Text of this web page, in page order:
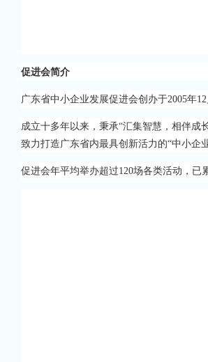
促进会简介
广东省中小企业发展促进会创办于2005年
成立十多年以来，秉承“汇集智慧，相伴成
致力打造广东省内最具创新活力的“中小企
促进会年平均举办超过120场各类活动，已